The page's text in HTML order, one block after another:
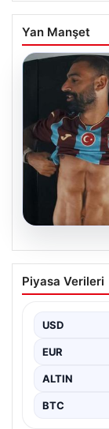
Yan Manşet
05.08.2026
Mohamed
gündem
Piyasa Verileri
USD
EUR
ALTIN
BTC